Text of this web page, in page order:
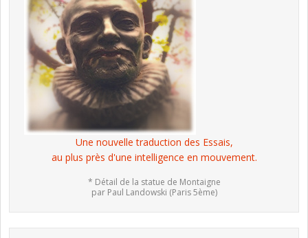
Une nouvelle traduction des Essais,
au plus près d'une intelligence en mouvement.
* Détail de la statue de Montaigne
par Paul Landowski (Paris 5ème)